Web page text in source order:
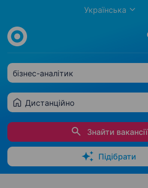
Українська
бізнес-аналітик
Дистанційно
Знайти вакансії
Підібрати